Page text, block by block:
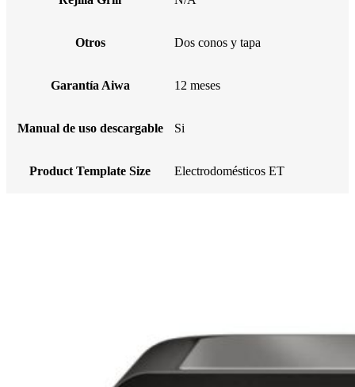
Otros Dos conos y tapa
Garantía Aiwa 12 meses
Manual de uso descargable Si
Product Template Size Electrodomésticos ET